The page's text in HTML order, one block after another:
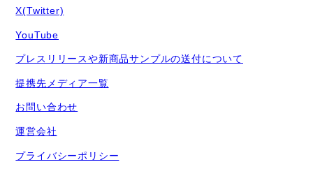
X(Twitter)
YouTube
プレスリリースや新商品サンプルの送付について
提携先メディア一覧
お問い合わせ
運営会社
プライバシーポリシー